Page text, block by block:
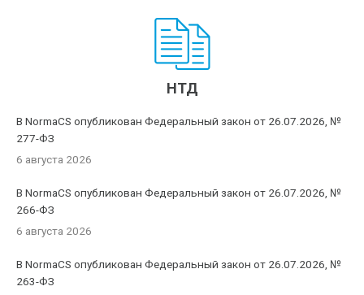
НТД
В NormaCS опубликован Федеральный закон от 26.07.2026, №
277-ФЗ
6 августа 2026
В NormaCS опубликован Федеральный закон от 26.07.2026, №
266-ФЗ
6 августа 2026
В NormaCS опубликован Федеральный закон от 26.07.2026, №
263-ФЗ